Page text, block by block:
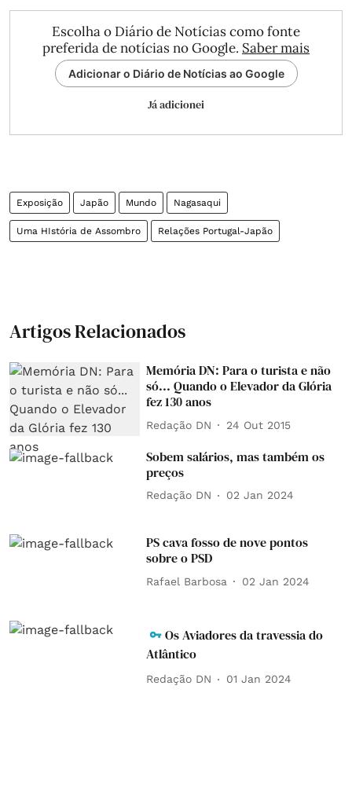
Escolha o Diário de Notícias como fonte
preferida de notícias no Google. Saber mais
Adicionar o Diário de Notícias ao Google
Já adicionei
Exposição Japão Mundo Nagasaqui
Uma HIstória de Assombro Relações Portugal-Japão
Artigos Relacionados
Memória DN: Para o turista e não
só... Quando o Elevador da Glória
fez 130 anos
Redação DN 24 Out 2015
Sobem salários, mas também os
preços
Redação DN 02 Jan 2024
PS cava fosso de nove pontos
sobre o PSD
Rafael Barbosa 02 Jan 2024
Os Aviadores da travessia do
Atlântico
Redação DN 01 Jan 2024